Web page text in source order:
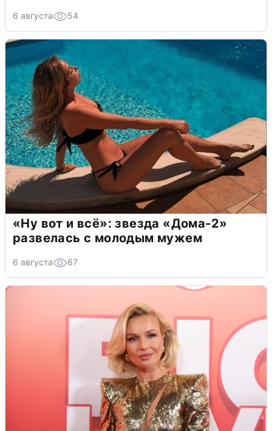
6 августа 54
«Ну вот и всё»: звезда «Дома-2»
развелась с молодым мужем
6 августа 67